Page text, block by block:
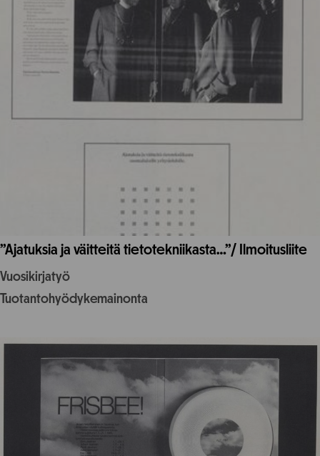
”Ajatuksia ja väitteitä tietotekniikasta…”/ Ilmoitusliite
Vuosikirjatyö
Tuotantohyödykemainonta